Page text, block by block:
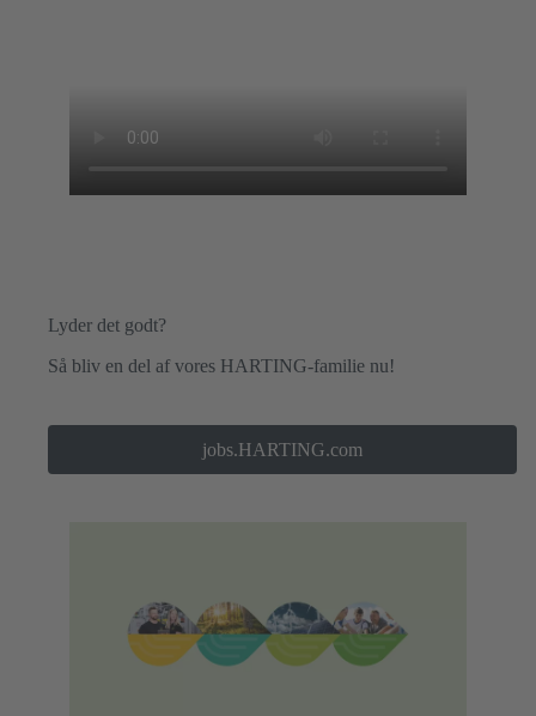
Lyder det godt?
Så bliv en del af vores HARTING-familie nu!
jobs.HARTING.com